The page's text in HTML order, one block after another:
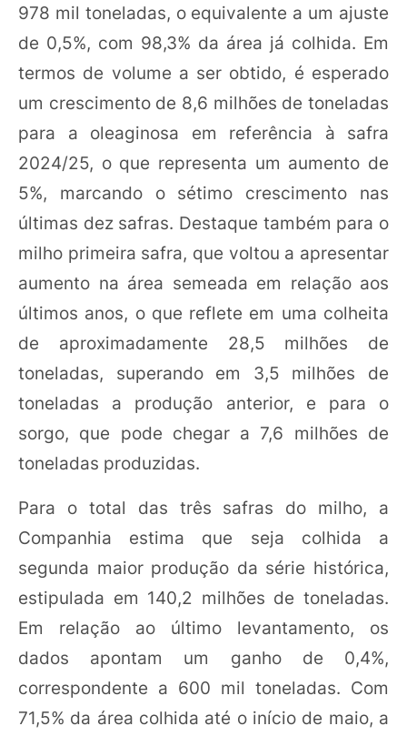
978 mil toneladas, o equivalente a um ajuste
de 0,5%, com 98,3% da área já colhida. Em
termos de volume a ser obtido, é esperado
um crescimento de 8,6 milhões de toneladas
para a oleaginosa em referência à safra
2024/25, o que representa um aumento de
5%, marcando o sétimo crescimento nas
últimas dez safras. Destaque também para o
milho primeira safra, que voltou a apresentar
aumento na área semeada em relação aos
últimos anos, o que reflete em uma colheita
de aproximadamente 28,5 milhões de
toneladas, superando em 3,5 milhões de
toneladas a produção anterior, e para o
sorgo, que pode chegar a 7,6 milhões de
toneladas produzidas.
Para o total das três safras do milho, a
Companhia estima que seja colhida a
segunda maior produção da série histórica,
estipulada em 140,2 milhões de toneladas.
Em relação ao último levantamento, os
dados apontam um ganho de 0,4%,
correspondente a 600 mil toneladas. Com
71,5% da área colhida até o início de maio, a